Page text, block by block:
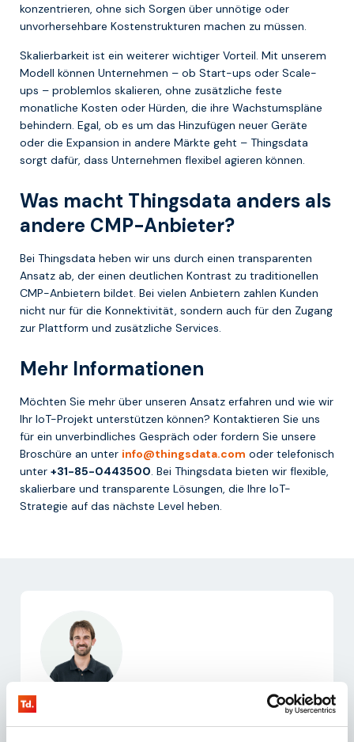
konzentrieren, ohne sich Sorgen über unnötige oder
unvorhersehbare Kostenstrukturen machen zu müssen.
Skalierbarkeit ist ein weiterer wichtiger Vorteil. Mit unserem
Modell können Unternehmen – ob Start-ups oder Scale-
ups – problemlos skalieren, ohne zusätzliche feste
monatliche Kosten oder Hürden, die ihre Wachstumspläne
behindern. Egal, ob es um das Hinzufügen neuer Geräte
oder die Expansion in andere Märkte geht – Thingsdata
sorgt dafür, dass Unternehmen flexibel agieren können.
Was macht Thingsdata anders als
andere CMP-Anbieter?
Bei Thingsdata heben wir uns durch einen transparenten
Ansatz ab, der einen deutlichen Kontrast zu traditionellen
CMP-Anbietern bildet. Bei vielen Anbietern zahlen Kunden
nicht nur für die Konnektivität, sondern auch für den Zugang
zur Plattform und zusätzliche Services.
Mehr Informationen
Möchten Sie mehr über unseren Ansatz erfahren und wie wir
Ihr IoT-Projekt unterstützen können? Kontaktieren Sie uns
für ein unverbindliches Gespräch oder fordern Sie unsere
Broschüre an unter info@thingsdata.com oder telefonisch
unter +31-85-0443500. Bei Thingsdata bieten wir flexible,
skalierbare und transparente Lösungen, die Ihre IoT-
Strategie auf das nächste Level heben.